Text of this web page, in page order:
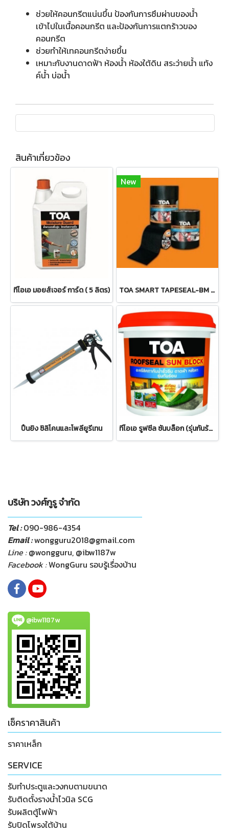
ช่วยให้คอนกรีตแน่นขึ้น ป้องกันการซึมผ่านของน้ำ
เข้าไปในเนื้อคอนกรีต และป้องกันการแตกร้าวของ
คอนกรีต
ช่วยทำให้เทคอนกรีตง่ายขึ้น
เหมาะกับงานดาดฟ้า ห้องน้ำ ห้องใต้ดิน สระว่ายน้ำ แท้ง
ค์น้ำ บ่อน้ำ
สินค้าเกี่ยวข้อง
ทีโอเอ มอยส์เจอร์ การ์ด ( 5 ลิตร)
New
TOA SMART TAPESEAL-BM สมาร์ท เทปซีล บีเอ็ม
ปืนยิง ซิลิโคนและโพลียูรีเทน ทีโอเอ รูฟซีล ซันบล็อก (รุ่นกันร้อน)
บริษัท วงศ์กูรู จำกัด
Tel :090-986-4354
Email :wongguru2018@gmail.com
Line :@wongguru, @ibw1187w
Facebook :WongGuru รอบรู้เรื่องบ้าน
@ibw1187w
เช็คราคาสินค้า
ราคาเหล็ก
SERVICE
รับทำประตูและวงกบตามขนาด
รับติดตั้งรางน้ำไวนิล SCG
รับผลิตตู้ไฟฟ้า
รับปิดโพรงใต้บ้าน